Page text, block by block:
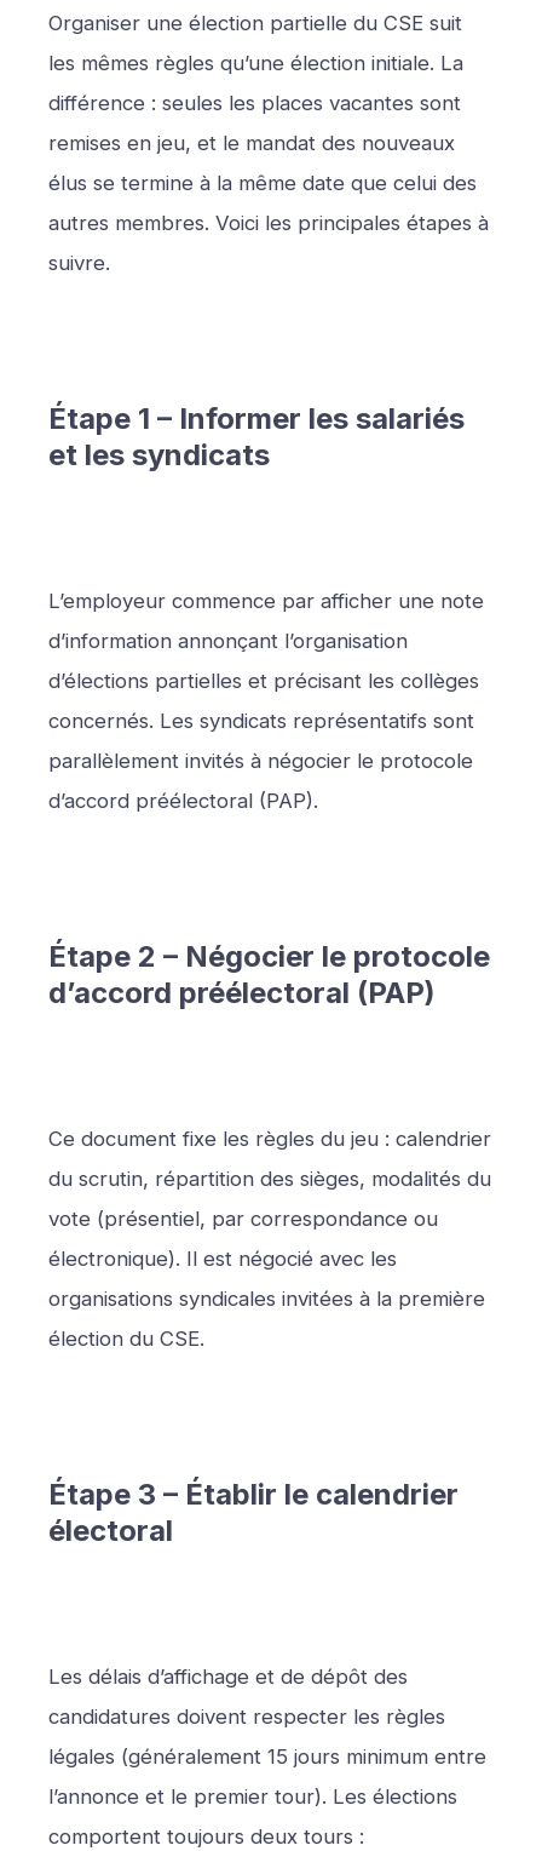
Organiser une élection partielle du CSE suit
les mêmes règles qu’une élection initiale. La
différence : seules les places vacantes sont
remises en jeu, et le mandat des nouveaux
élus se termine à la même date que celui des
autres membres. Voici les principales étapes à
suivre.
Étape 1 – Informer les salariés
et les syndicats
L’employeur commence par afficher une note
d’information annonçant l’organisation
d’élections partielles et précisant les collèges
concernés. Les syndicats représentatifs sont
parallèlement invités à négocier le protocole
d’accord préélectoral (PAP).
Étape 2 – Négocier le protocole
d’accord préélectoral (PAP)
Ce document fixe les règles du jeu : calendrier
du scrutin, répartition des sièges, modalités du
vote (présentiel, par correspondance ou
électronique). Il est négocié avec les
organisations syndicales invitées à la première
élection du CSE.
Étape 3 – Établir le calendrier
électoral
Les délais d’affichage et de dépôt des
candidatures doivent respecter les règles
légales (généralement 15 jours minimum entre
l’annonce et le premier tour). Les élections
comportent toujours deux tours :